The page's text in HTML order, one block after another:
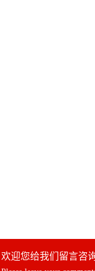
欢迎您给我们留言咨